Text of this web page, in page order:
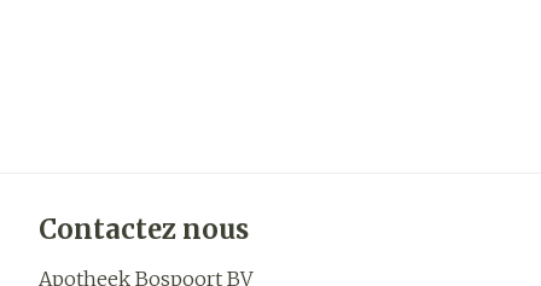
Contactez nous
Apotheek Bospoort BV